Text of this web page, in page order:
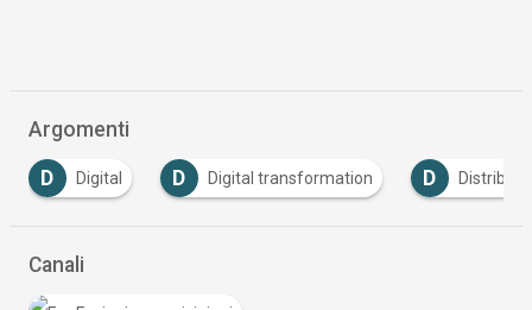
Argomenti
D Digital D Digital transformation D Distributori
Canali